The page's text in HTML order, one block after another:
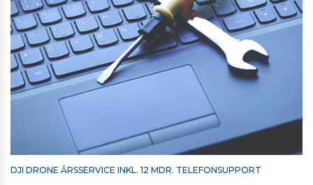
DJI DRONE ÅRSSERVICE INKL. 12 MDR. TELEFONSUPPORT